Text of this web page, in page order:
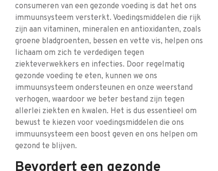
consumeren van een gezonde voeding is dat het ons
immuunsysteem versterkt. Voedingsmiddelen die rijk
zijn aan vitaminen, mineralen en antioxidanten, zoals
groene bladgroenten, bessen en vette vis, helpen ons
lichaam om zich te verdedigen tegen
ziekteverwekkers en infecties. Door regelmatig
gezonde voeding te eten, kunnen we ons
immuunsysteem ondersteunen en onze weerstand
verhogen, waardoor we beter bestand zijn tegen
allerlei ziekten en kwalen. Het is dus essentieel om
bewust te kiezen voor voedingsmiddelen die ons
immuunsysteem een boost geven en ons helpen om
gezond te blijven.